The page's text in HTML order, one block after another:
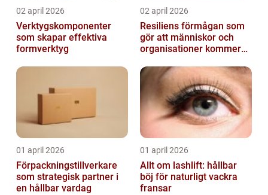
02 april 2026
Verktygskomponenter
som skapar effektiva
formverktyg
02 april 2026
Resiliens förmågan som
gör att människor och
organisationer kommer
01 april 2026
Förpackningstillverkare
som strategisk partner i
en hållbar vardag
01 april 2026
Allt om lashlift: hållbar
böj för naturligt vackra
fransar